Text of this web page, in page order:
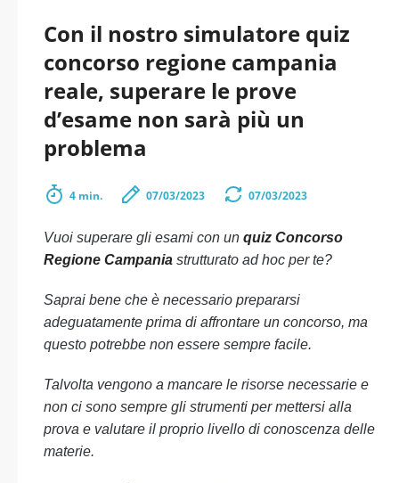
Con il nostro simulatore quiz
concorso regione campania
reale, superare le prove
d’esame non sarà più un
problema
4 min. 07/03/2023 07/03/2023
Vuoi superare gli esami con un quiz Concorso
Regione Campania strutturato ad hoc per te?
Saprai bene che è necessario prepararsi
adeguatamente prima di affrontare un concorso, ma
questo potrebbe non essere sempre facile.
Talvolta vengono a mancare le risorse necessarie e
non ci sono sempre gli strumenti per mettersi alla
prova e valutare il proprio livello di conoscenza delle
materie.